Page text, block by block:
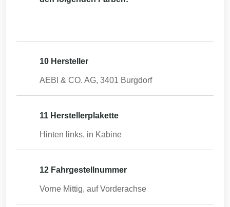
10 Hersteller
AEBI & CO. AG, 3401 Burgdorf
11 Herstellerplakette
Hinten links, in Kabine
12 Fahrgestellnummer
Vorne Mittig, auf Vorderachse